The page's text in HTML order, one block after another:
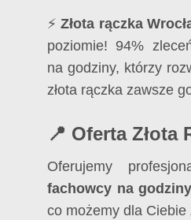
⚡Złota rączka
poziomie! 94%
na godziny, którzy
złota rączka zawsze
📍 Oferta Złota
Oferujemy
fachowcy na godziny
co możemy dla Ciebie